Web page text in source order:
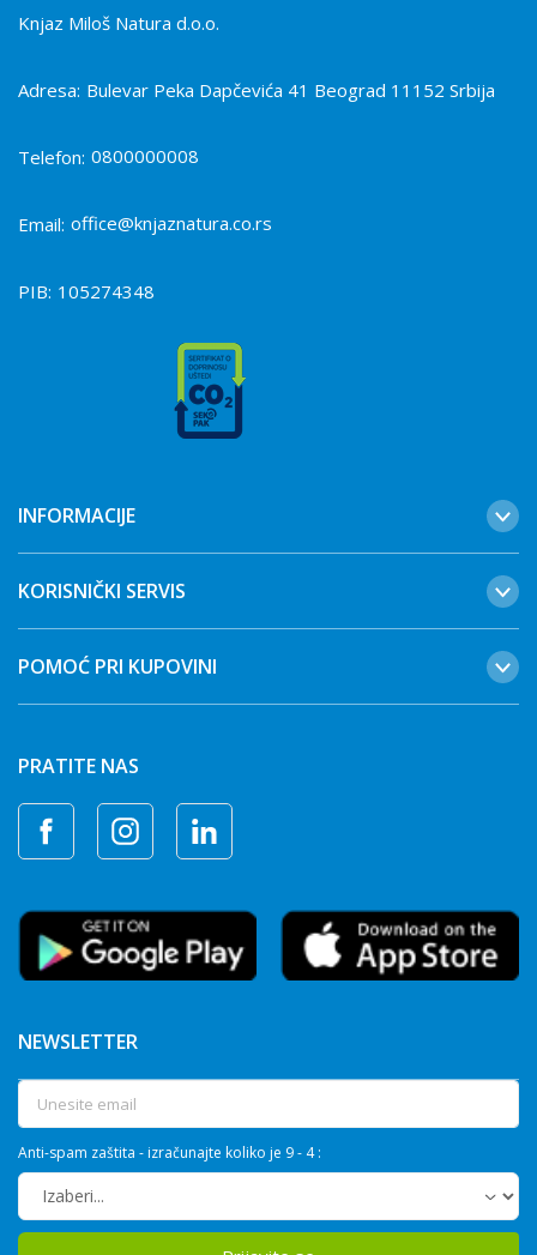
Knjaz Miloš Natura d.o.o.
Adresa: Bulevar Peka Dapčevića 41 Beograd 11152 Srbija
Telefon: 0800000008
Email: office@knjaznatura.co.rs
PIB: 105274348
INFORMACIJE
KORISNIČKI SERVIS
POMOĆ PRI KUPOVINI
PRATITE NAS
NEWSLETTER
Anti-spam zaštita - izračunajte koliko je 9 - 4 :